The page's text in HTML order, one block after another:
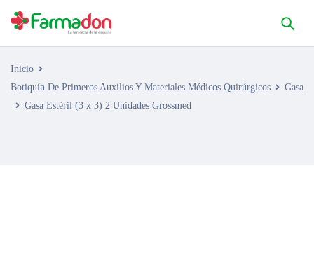
Inicio
Botiquín De Primeros Auxilios Y Materiales Médicos Quirúrgicos
Gasa
Gasa Estéril (3 x 3) 2 Unidades Grossmed